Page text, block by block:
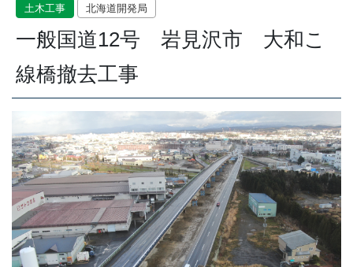
土木工事 北海道開発局
一般国道12号 岩見沢市 大和こ
線橋撤去工事